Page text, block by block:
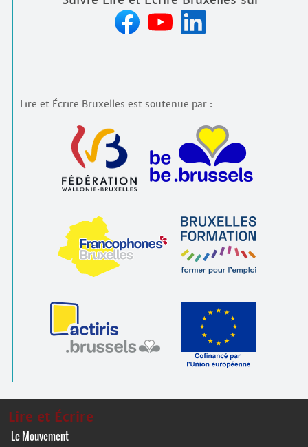
Lire et Écrire Bruxelles est soutenue par :
Lire et Écrire
Le Mouvement